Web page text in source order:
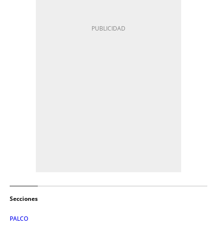
Secciones
PALCO